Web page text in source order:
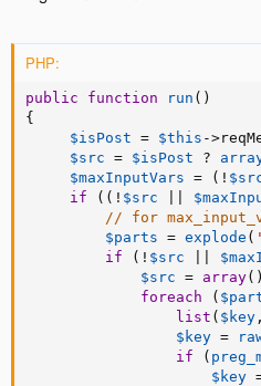
PHP:
public function run ( )
{
$isPost = $this ->
$src = $isPost ?
$maxInputVars = ( !
if
( ( ! $src
// for
$parts = explode (
if
( ! $src
$src = array( )
foreach
(
list ( $key ,
$key =
if
(
$key